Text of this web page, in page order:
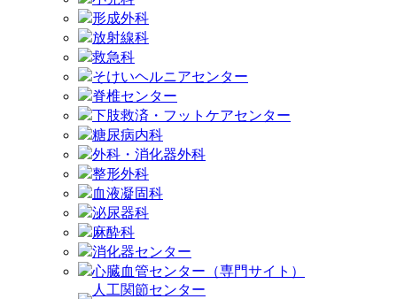
形成外科
放射線科
救急科
そけいヘルニアセンター
脊椎センター
下肢救済・フットケアセンター
糖尿病内科
外科・消化器外科
整形外科
血液凝固科
泌尿器科
麻酔科
消化器センター
心臓血管センター（専門サイト）
人工関節センター